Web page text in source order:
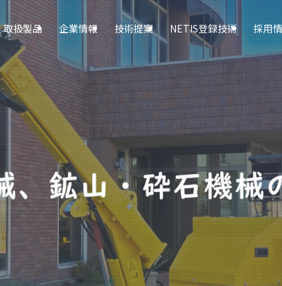
取扱製品 企業情報 技術提案 NETIS登録技術 採用